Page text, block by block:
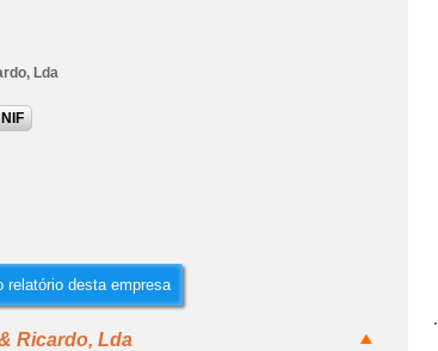
Lda
relatório desta empresa
Ricardo, Lda